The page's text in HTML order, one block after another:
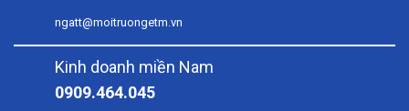
ngatt@moitruongetm.vn
Kinh doanh miền Nam
0909.464.045